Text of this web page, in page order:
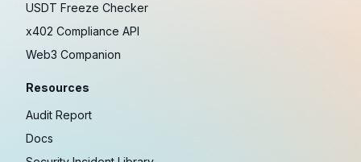
USDT Freeze Checker
x402 Compliance API
Web3 Companion
Resources
Audit Report
Docs